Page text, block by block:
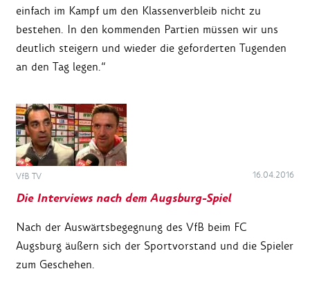
einfach im Kampf um den Klassenverbleib nicht zu
bestehen. In den kommenden Partien müssen wir uns
deutlich steigern und wieder die geforderten Tugenden
an den Tag legen.“
VfB TV 16.04.2016
Die Interviews nach dem Augsburg-Spiel
Nach der Auswärtsbegegnung des VfB beim FC
Augsburg äußern sich der Sportvorstand und die Spieler
zum Geschehen.